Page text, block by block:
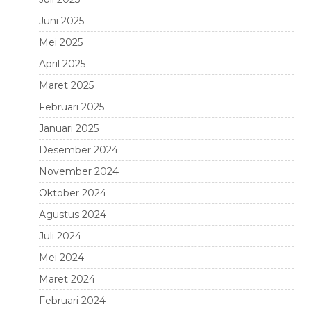
Juni 2025
Mei 2025
April 2025
Maret 2025
Februari 2025
Januari 2025
Desember 2024
November 2024
Oktober 2024
Agustus 2024
Juli 2024
Mei 2024
Maret 2024
Februari 2024